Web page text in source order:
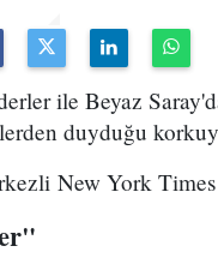
ile Beyaz
duyduğu
New York Times